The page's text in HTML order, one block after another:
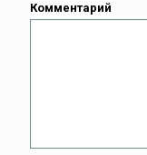
Комментарий